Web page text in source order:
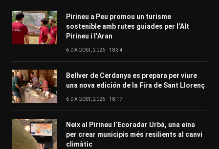
Pirineu a Peu promou un turisme
sostenible amb rutes guiades per l’Alt
Pirineu i l’Aran
6 D'AGOST, 2026 - 18:34
Bellver de Cerdanya es prepara per viure
una nova edición de la Fira de Sant Llorenç
6 D'AGOST, 2026 - 18:17
Neix al Pirineu l’Ecoradar Urbà, una eina
per crear municipis més resilients al canvi
climàtic